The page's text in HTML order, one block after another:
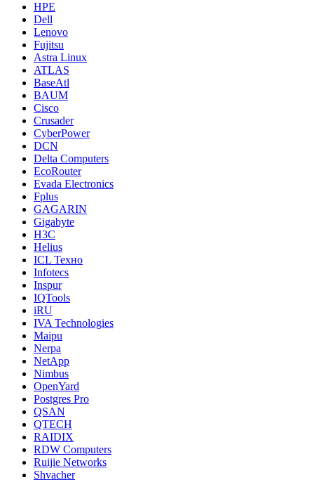
HPE
Dell
Lenovo
Fujitsu
Astra Linux
ATLAS
BaseAtl
BAUM
Cisco
Crusader
CyberPower
DCN
Delta Computers
EcoRouter
Evada Electronics
Fplus
GAGARIN
Gigabyte
H3C
Helius
ICL Техно
Infotecs
Inspur
IQTools
iRU
IVA Technologies
Maipu
Nerpa
NetApp
Nimbus
OpenYard
Postgres Pro
QSAN
QTECH
RAIDIX
RDW Computers
Ruijie Networks
Shvacher